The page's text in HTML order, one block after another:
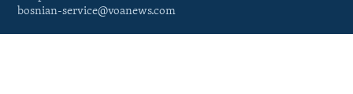
bosnian-service@voanews.com